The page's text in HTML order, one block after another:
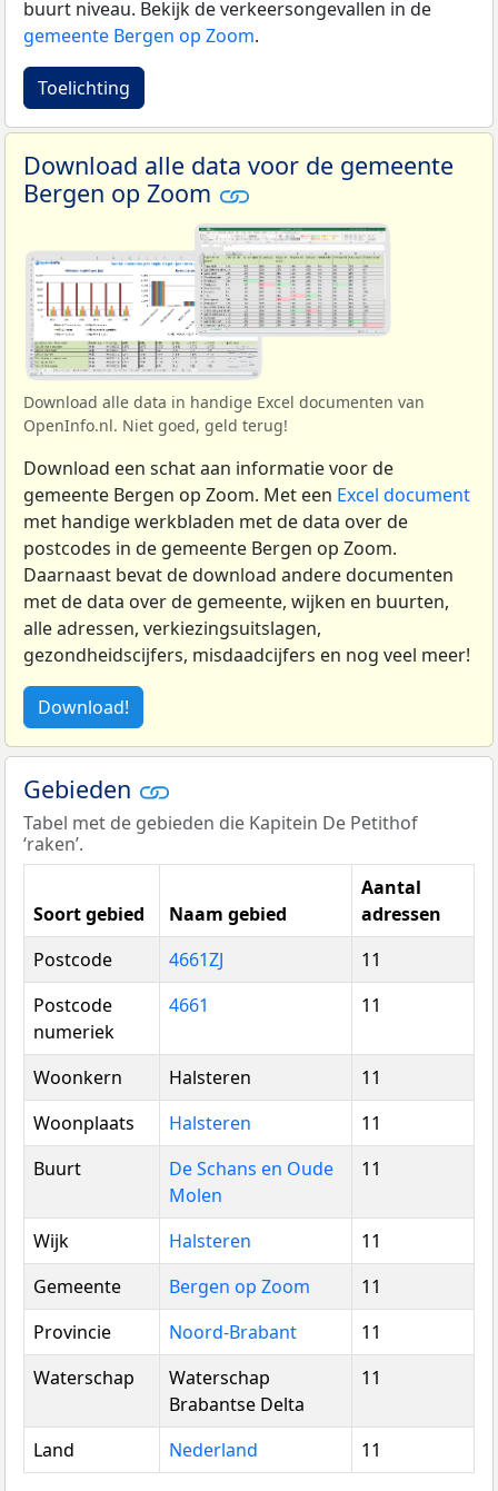
buurt niveau. Bekijk de verkeersongevallen in de
gemeente Bergen op Zoom.
Toelichting
Download alle data voor de gemeente
Bergen op Zoom
Download alle data in handige Excel documenten van
OpenInfo.nl. Niet goed, geld terug!
Download een schat aan informatie voor de
gemeente Bergen op Zoom. Met een Excel document
met handige werkbladen met de data over de
postcodes in de gemeente Bergen op Zoom.
Daarnaast bevat de download andere documenten
met de data over de gemeente, wijken en buurten,
alle adressen, verkiezingsuitslagen,
gezondheidscijfers, misdaadcijfers en nog veel meer!
Download!
Gebieden
Tabel met de gebieden die Kapitein De Petithof
‘raken’.
Soort gebied Naam gebied
Aantal
adressen
Postcode
4661ZJ
11
Postcode
numeriek
4661 11
Woonkern Halsteren
11
Woonplaats
Halsteren
11
Buurt
De Schans en Oude
Molen
11
Wijk Halsteren
11
Gemeente
Bergen op Zoom
11
Provincie
Noord-Brabant
11
Waterschap
Waterschap
Brabantse Delta
11
Land Nederland 11